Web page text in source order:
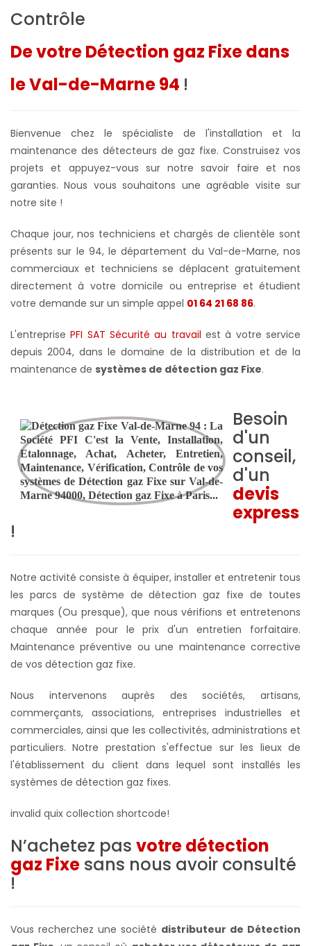
Contrôle
De votre Détection gaz Fixe dans
le Val-de-Marne 94 !
Bienvenue chez le spécialiste de l'installation et la
maintenance des détecteurs de gaz fixe. Construisez vos
projets et appuyez-vous sur notre savoir faire et nos
garanties. Nous vous souhaitons une agréable visite sur
notre site !
Chaque jour, nos techniciens et chargés de clientèle sont
présents sur le 94, le département du Val-de-Marne, nos
commerciaux et techniciens se déplacent gratuitement
directement à votre domicile ou entreprise et étudient
votre demande sur un simple appel 01 64 21 68 86.
L'entreprisePFI SAT Sécurité au travail est à votre service
depuis 2004, dans le domaine de la distribution et de la
maintenance de systèmes de détection gaz Fixe.
Besoin
d'un
conseil,
d'un
devis
express
!
Notre activité consiste à équiper, installer et entretenir tous
les parcs de système de détection gaz fixe de toutes
marques (Ou presque), que nous vérifions et entretenons
chaque année pour le prix d'un entretien forfaitaire.
Maintenance préventive ou une maintenance corrective
de vos détection gaz fixe.
Nous intervenons auprès des sociétés, artisans,
commerçants, associations, entreprises industrielles et
commerciales, ainsi que les collectivités, administrations et
particuliers. Notre prestation s'effectue sur les lieux de
l'établissement du client dans lequel sont installés les
systèmes de détection gaz fixes.
invalid quix collection shortcode!
N’achetez pas votre détection
gaz Fixe sans nous avoir consulté
!
Vous recherchez une société distributeur de Détection